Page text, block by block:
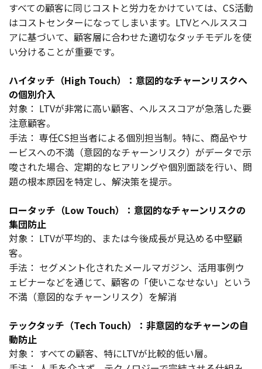
すべての顧客に同じコストと労力をかけていては、CS活動
はコストセンターになってしまいます。LTVとヘルススコ
アに基づいて、顧客層に合わせた適切なタッチモデルを使
い分けることが重要です。
ハイタッチ（High Touch）：意図的なチャーンリスクへ
の個別介入
対象： LTVが非常に高い顧客、ヘルススコアが急落した要
注意顧客。
手法： 専任CS担当者による個別担当制。特に、商品やサ
ービスへの不満（意図的なチャーンリスク）がデータで示
唆された場合、定期的なヒアリングや個別面談を行い、問
題の根本原因を特定し、解決策を提示。
ロータッチ（Low Touch）：意図的なチャーンリスクの
集団防止
対象： LTVが平均的、または今後成長が見込める中堅顧
客。
手法： セグメント化されたメールマガジン、活用事例ウ
ェビナーなどを通じて、顧客の「使いこなせない」という
不満（意図的なチャーンリスク）を解消
テックタッチ（Tech Touch）：非意図的なチャーンの自
動防止
対象： すべての顧客、特にLTVが比較的低い層。